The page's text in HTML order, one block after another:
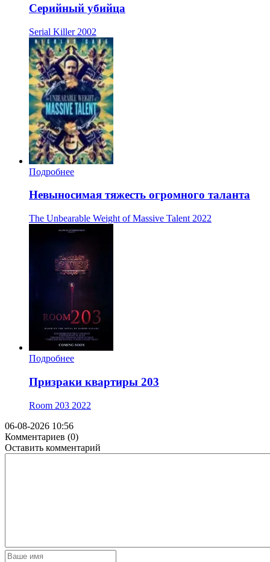
Серийный убийца
Serial Killer 2002
Подробнее
Невыносимая тяжесть огромного таланта
The Unbearable Weight of Massive Talent 2022
Подробнее
Призраки квартиры 203
Room 203 2022
06-08-2026 10:56
Комментариев (0)
Оставить комментарий